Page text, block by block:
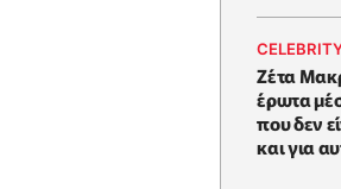
Ζέτα
έρωτα
που δεν
και για